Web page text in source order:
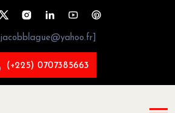
[jacobblague@yahoo.fr]
(+225) 0707385663